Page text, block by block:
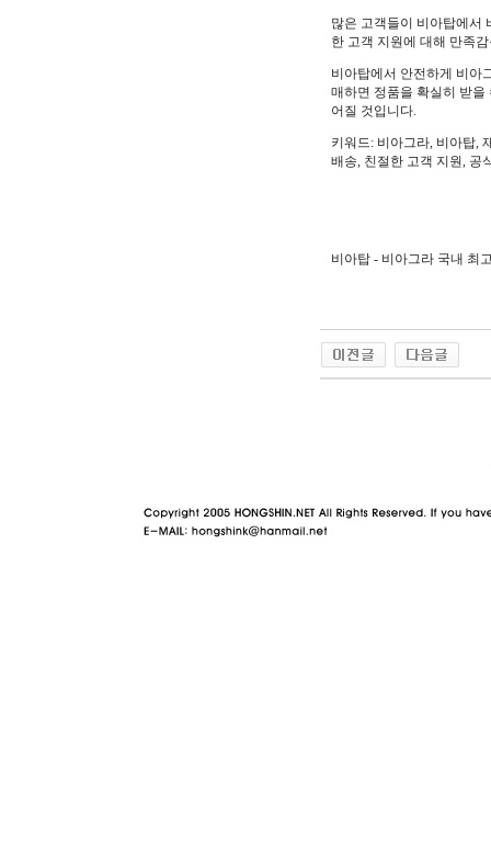
많은 고객들이 비아탑에서
한 고객 지원에 대해 만족
비아탑에서 안전하게 비아
매하면 정품을 확실히 받을
어질 것입니다.
키워드: 비아그라, 비아탑,
배송, 친절한 고객 지원, 공
비아탑 - 비아그라 국내 최